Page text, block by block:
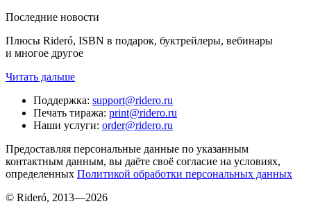
Последние новости
Плюсы Rideró, ISBN в подарок, буктрейлеры, вебинары
и многое другое
Читать дальше
Поддержка: support@ridero.ru
Печать тиража: print@ridero.ru
Наши услуги: order@ridero.ru
Предоставляя персональные данные по указанным
контактным данным, вы даёте своё согласие на условиях,
определенных Политикой обработки персональных данных
© Rideró, 2013—2026